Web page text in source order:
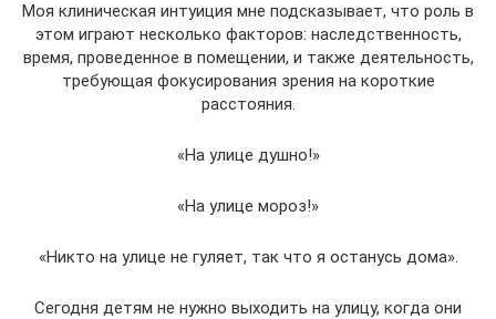
Моя клиническая интуиция мне подсказывает, что роль в
этом играют несколько факторов: наследственность,
время, проведенное в помещении, и также деятельность,
требующая фокусирования зрения на короткие
расстояния.
«На улице душно!»
«На улице мороз!»
«Никто на улице не гуляет, так что я останусь дома».
Сегодня детям не нужно выходить на улицу, когда они